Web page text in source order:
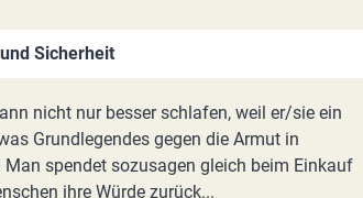
Sicherheit
nicht nur besser schlafen, weil er/sie ein
Grundlegendes gegen die Armut in
spendet sozusagen gleich beim Einkauf
ihre Würde zurück...